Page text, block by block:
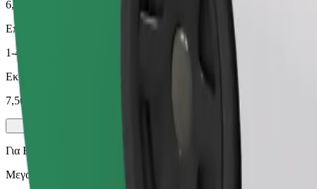
6,8 χλμ.
Επιβάτες
1-4
Εκτιμώμενη τιμή
7,50 €
Για Επιχειρήσεις
Μεγαλύτερα αυτοκίνητα με περισσότερο χώρο για τα πόδια και